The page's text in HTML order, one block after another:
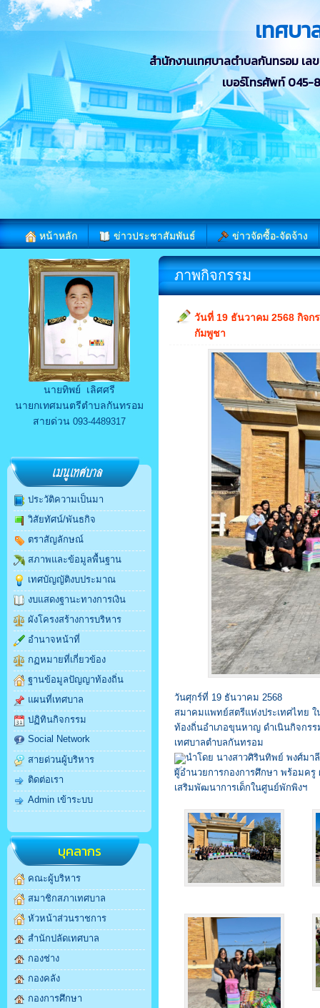
เทศบ
สำนักงานเทศบาลตำบลกันทรอม เ
เบอร์โทรศัพท์
หน้าหลัก ข่าวประชาสัมพันธ์ ข่าวจัดซื้อ-จัดจ้าง
นายทิพย์ เลิศศรี
นายกเทศมนตรีตำบลกันทรอม
สายด่วน 093-4489317
ประวัติความเป็นมา
วิสัยทัศน์/พันธกิจ
ตราสัญลักษณ์
สภาพและข้อมูลพื้นฐาน
เทศบัญญัติงบประมาณ
งบแสดงฐานะทางการเงิน
ผังโครงสร้างการบริหาร
อำนาจหน้าที่
กฏหมายที่เกี่ยวข้อง
ฐานข้อมูลปัญญาท้องถิ่น
แผนที่เทศบาล
ปฏิทินกิจกรรม
Social Network
สายด่วนผู้บริหาร
ติดต่อเรา
Admin เข้าระบบ
บุคลากร
คณะผู้บริหาร
สมาชิกสภาเทศบาล
หัวหน้าส่วนราชการ
สำนักปลัดเทศบาล
กองช่าง
กองคลัง
กองการศึกษา
ภาพกิจกรรม
วันที่ 19 ธันวาคม 2568 กิจ
กัมพูชา
วันศุกร์ที่ 19 ธันวาคม 2568
สมาคมแพทย์สตรีแห่งประเทศไทย
ท้องถิ่นอำเภอขุนหาญ ดำเนินกิจกร
เทศบาลตำบลกันทรอม
นำโดย นางสาวศิรินทิพย์ พงศ์มาลี
ผู้อำนวยการกองการศึกษา พร้อมครู
เสริมพัฒนาการเด็กในศูนย์พักพิงฯ